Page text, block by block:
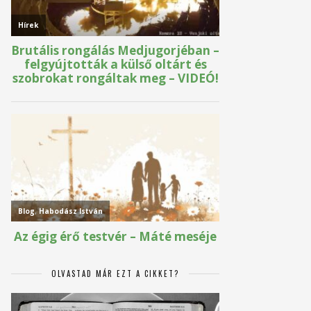
OLVASTAD MÁR EZT A CIKKET?